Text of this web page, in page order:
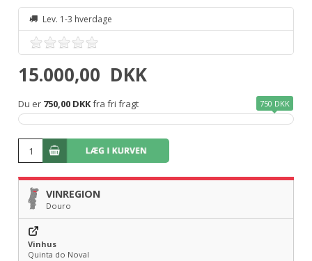
Lev. 1-3 hverdage
15.000,00 DKK
Du er 750,00 DKKfra fri fragt 750 DKK
VINREGION
Douro
Vinhus
Quinta do Noval